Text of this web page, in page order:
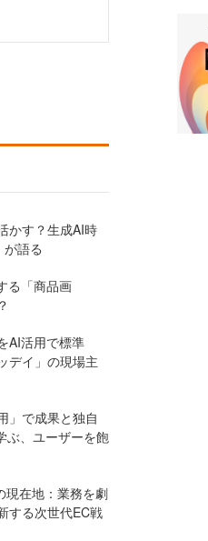
かす？生成AI時
語る
る「商品画
AI活用で標準
デイ」の現場主
」で成果と独自
ぶ、ユーザーを飽
現在地：業務を劇
する次世代EC戦